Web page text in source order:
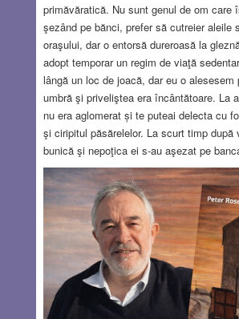
primăvăratică. Nu sunt genul de om care
şezând pe bănci, prefer să cutreier aleile
oraşului, dar o entorsă dureroasă la
adopt temporar un regim de viaţă
lângă un loc de joacă, dar eu o alesesem
umbră şi priveliştea era încântătoare. La
nu era aglomerat și te puteai delecta cu
şi ciripitul păsărelelor. La scurt timp după
bunică şi nepoţica ei s-au aşezat pe
Bunica a expediat urgent fetiţa la locul
nevoia să se relaxeze şi adusese un
ițea o pereche de andrele. Dar socoteala
potriveşte cu cea din târg și fetiţa, în loc
asalta cu întrebări care începeau
În curând s-a ocupat şi banca din stânga
bunică însoţită de nepoţica ei care avea o
de a celeilalte fetiţe.
Read more…